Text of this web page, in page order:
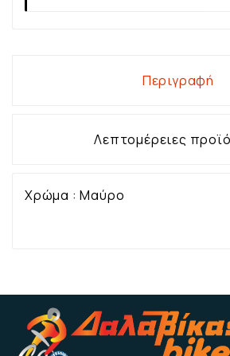
Περιγραφή
Λεπτομέρειες
Χρώμα : Μαύρο